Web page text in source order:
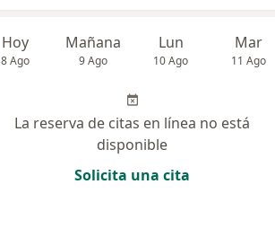
Hoy
8 Ago
Mañana
9 Ago
Lun
10 Ago
Mar
11 Ago
La reserva de citas en línea no está
disponible
Solicita una cita